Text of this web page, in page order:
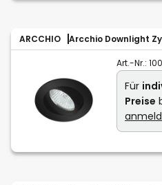
ARCCHIO Arcchio Downlight
Art.-Nr.:
Für
Preise